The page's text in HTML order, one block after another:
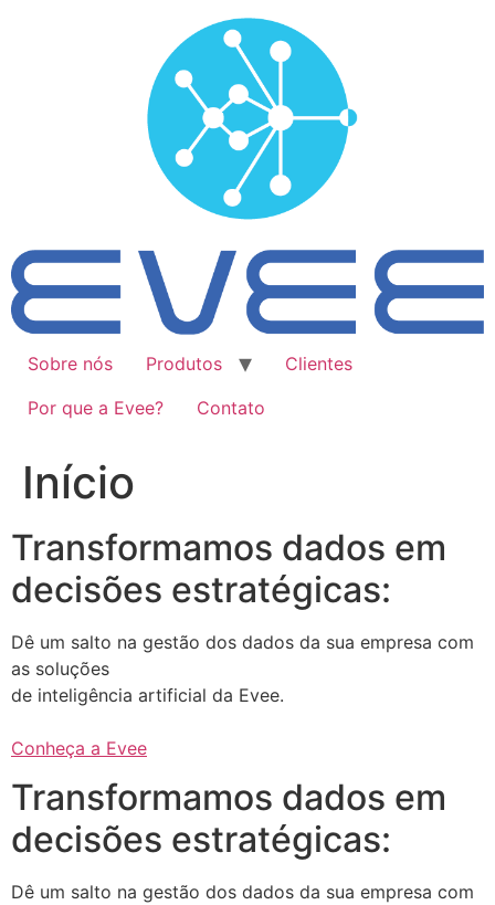
Sobre nós Produtos
Clientes
Por que a Evee?
Contato
Início
Transformamos dados em
decisões estratégicas:
Dê um salto na gestão dos dados da sua empresa com
as soluções
de inteligência artificial da Evee.
Conheça a Evee
Transformamos dados em
decisões estratégicas:
Dê um salto na gestão dos dados da sua empresa com